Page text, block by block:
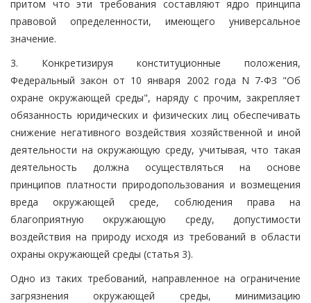
притом что эти требования составляют ядро принципа
правовой определенности, имеющего универсальное
значение.
3. Конкретизируя конституционные положения,
Федеральный закон от 10 января 2002 года N 7-ФЗ "Об
охране окружающей среды", наряду с прочим, закрепляет
обязанность юридических и физических лиц обеспечивать
снижение негативного воздействия хозяйственной и иной
деятельности на окружающую среду, учитывая, что такая
деятельность должна осуществляться на основе
принципов платности природопользования и возмещения
вреда окружающей среде, соблюдения права на
благоприятную окружающую среду, допустимости
воздействия на природу исходя из требований в области
охраны окружающей среды (статья 3).
Одно из таких требований, направленное на ограничение
загрязнения окружающей среды, минимизацию